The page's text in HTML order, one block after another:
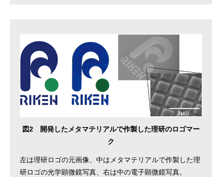
図2 開発したメタマテリアルで作製した理研のロゴマー
ク
左は理研ロゴの元画像、中はメタマテリアルで作製した理
研ロゴの光学顕微鏡写真、右は中の電子顕微鏡写真。